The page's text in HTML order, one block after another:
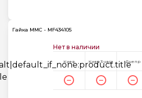
Гайка MMC - MF434105
Нет в наличии
Киев Киев 3 часа Днепр